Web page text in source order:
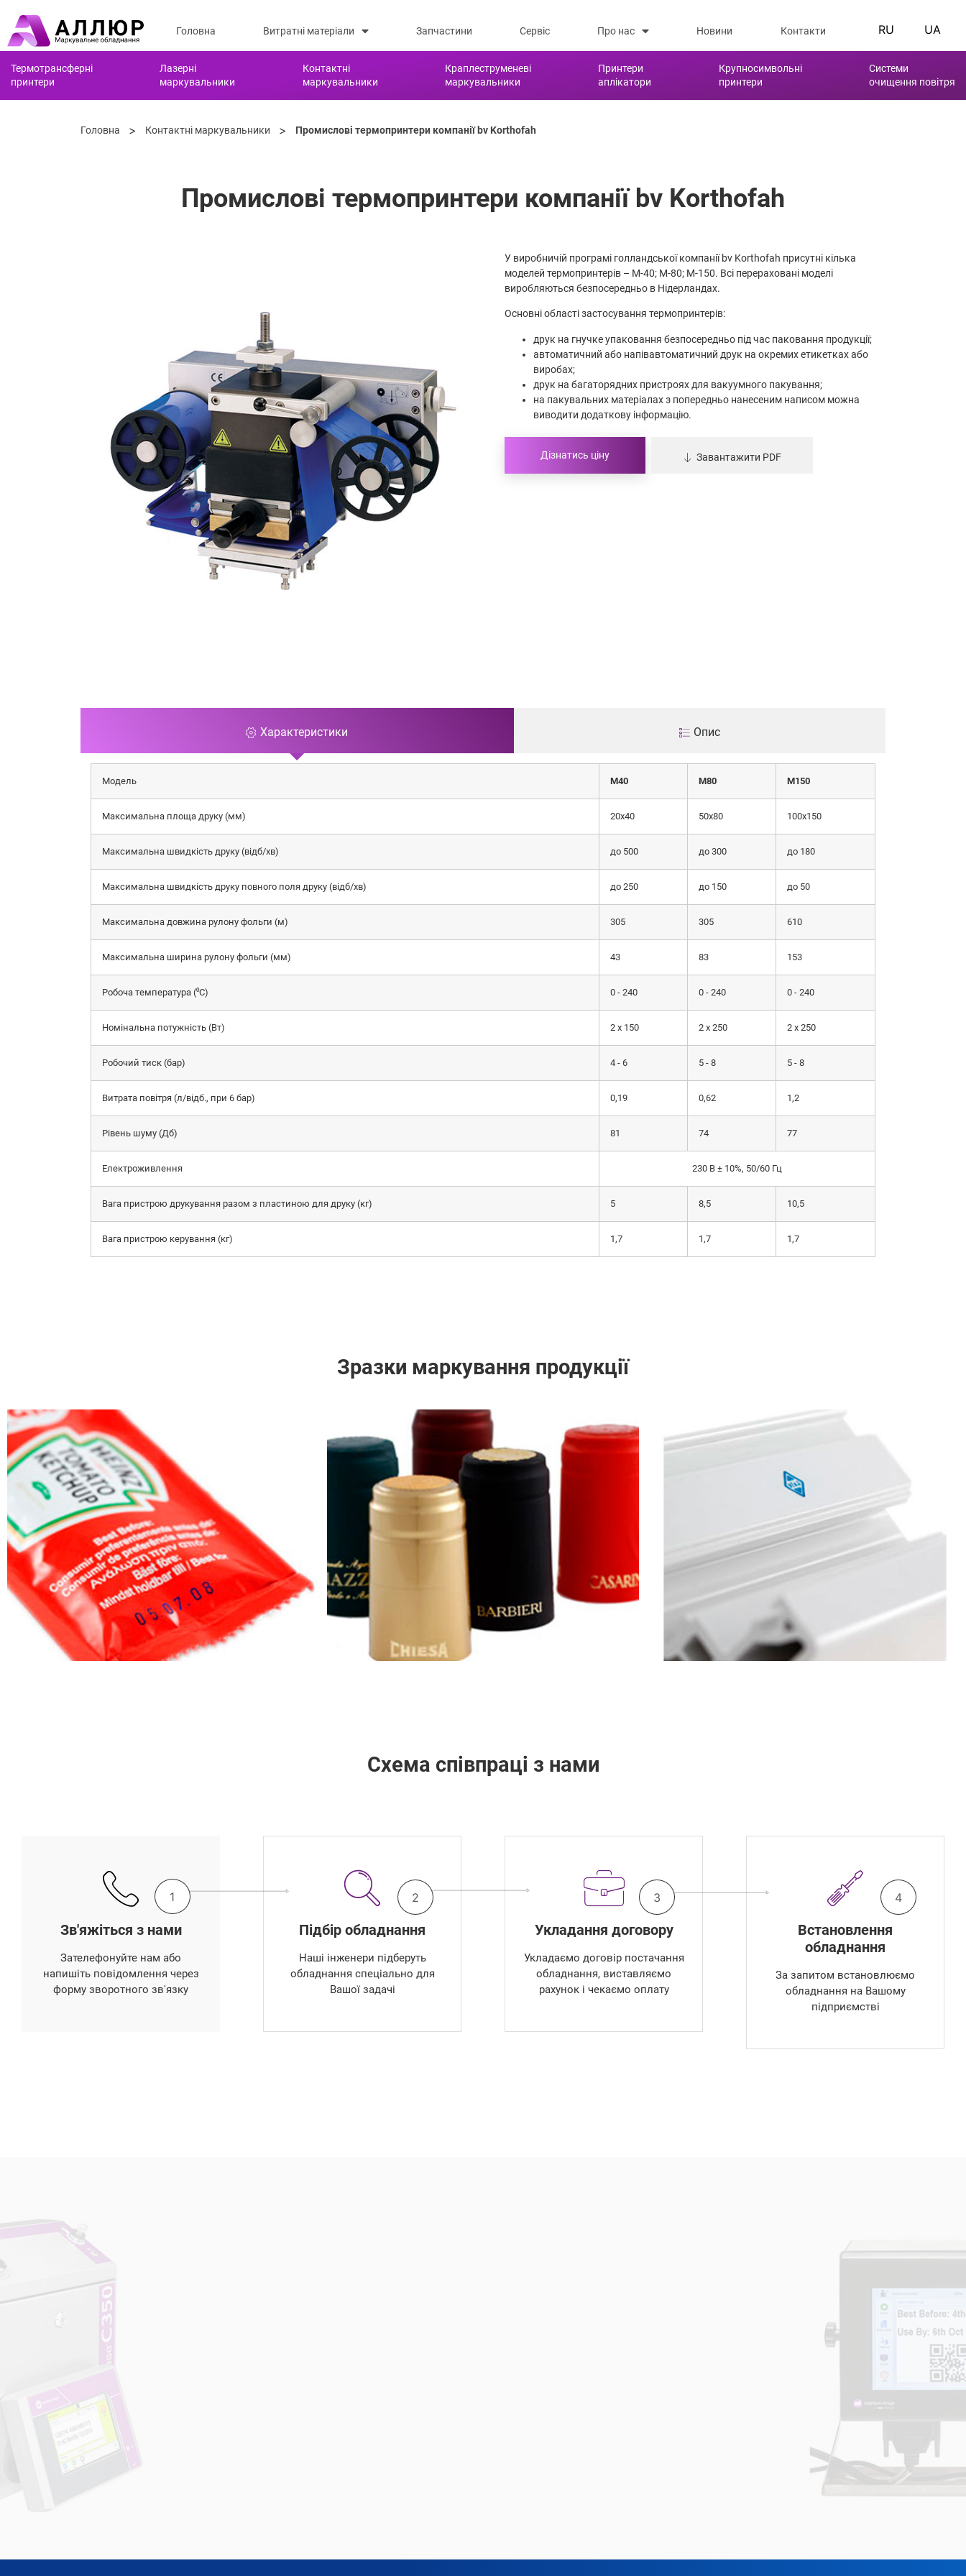
Головна Витратні матеріали Запчастини Сервіс Про нас Новини Контакти RU UA
Термотрансферні
принтери
Лазерні
маркувальники
Контактні
маркувальники
Краплеструменеві
маркувальники
Принтери
аплікатори
Крупносимвольні
принтери
Системи
очищення повітря
Головна > Контактні маркувальники > Промислові термопринтери компанії bv Korthofah
Промислові термопринтери компанії bv Korthofah
У виробничій програмі голландської компанії bv Korthofah присутні кілька
моделей термопринтерів – М-40; М-80; М-150. Всі перераховані моделі
виробляються безпосередньо в Нідерландах.
Основні області застосування термопринтерів:
друк на гнучке упаковання безпосередньо під час паковання продукції;
автоматичний або напівавтоматичний друк на окремих етикетках або
виробах;
друк на багаторядних пристроях для вакуумного пакування;
на пакувальних матеріалах з попередньо нанесеним написом можна
виводити додаткову інформацію.
Дізнатись ціну Завантажити PDF
Характеристики Опис
Модель М40 М80 М150
Максимальна площа друку (мм) 20х40 50х80 100х150
Максимальна швидкість друку (відб/хв) до 500 до 300 до 180
Максимальна швидкість друку повного поля друку (відб/хв) до 250 до 150 до 50
Максимальна довжина рулону фольги (м) 305 305 610
Максимальна ширина рулону фольги (мм) 43 83 153
Робоча температура (⁰С) 0 - 240 0 - 240 0 - 240
Номінальна потужність (Вт) 2 х 150 2 х 250 2 х 250
Робочий тиск (бар) 4 - 6 5 - 8 5 - 8
Витрата повітря (л/відб., при 6 бар) 0,19 0,62 1,2
Рівень шуму (Дб) 81 74 77
Електроживлення 230 В ± 10%, 50/60 Гц
Вага пристрою друкування разом з пластиною для друку (кг) 5 8,5 10,5
Вага пристрою керування (кг) 1,7 1,7 1,7
Зразки маркування продукції
Схема співпраці з нами
Зв'яжіться з нами
Зателефонуйте нам або
напишіть повідомлення через
форму зворотного зв'язку
1
Підбір обладнання
Наші інженери підберуть
обладнання спеціально для
Вашої задачі
2
Укладання договору
Укладаємо договір постачання
обладнання, виставляємо
рахунок і чекаємо оплату
3
Встановлення
обладнання
За запитом встановлюємо
обладнання на Вашому
підприємстві
4